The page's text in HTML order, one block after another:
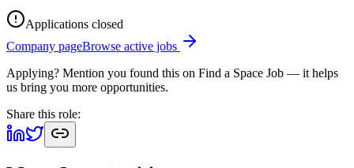
Applications closed
Company pageBrowse active jobs
Applying? Mention you found this on Find a Space Job — it helps
us bring you more opportunities.
Share this role: